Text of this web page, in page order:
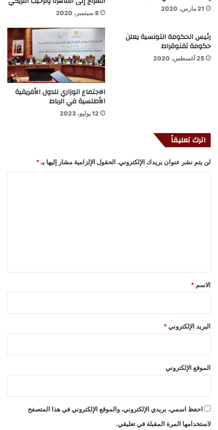
21 مارس، 2020
8 سبتمبر، 2020
رئيس الحكومة التونسية يعلن
حكومة تقنوقراط
25 أغسطس، 2020
الاجتماع الوزاري للدول الأفريقية
الأطلسية في الرباط
12 يوليو، 2023
اترك تعليقاً
لن يتم نشر عنوان بريدك الإلكتروني. الحقول الإلزامية مشار إليها بـ*
*
الاسم *
البريد الإلكتروني *
الموقع الإلكتروني
احفظ اسمي، بريدي الإلكتروني، والموقع الإلكتروني في هذا المتصفح
لاستخدامها المرة المقبلة في تعليقي.